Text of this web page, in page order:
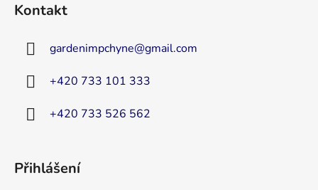
Kontakt
gardenimpchyne@gmail.com
+420 733 101 333
+420 733 526 562
Přihlášení